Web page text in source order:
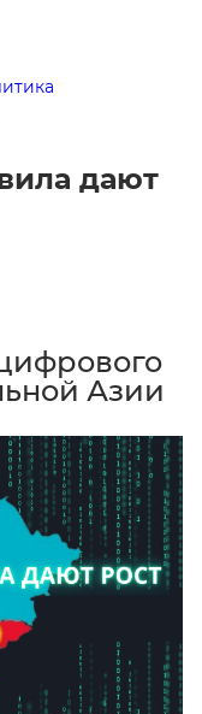
дают
Азии